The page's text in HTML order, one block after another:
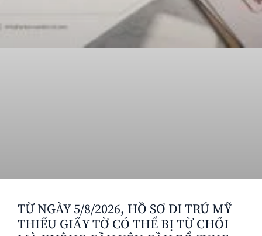
TỪ NGÀY 5/8/2026, HỒ SƠ DI TRÚ MỸ
THIẾU GIẤY TỜ CÓ THỂ BỊ TỪ CHỐI